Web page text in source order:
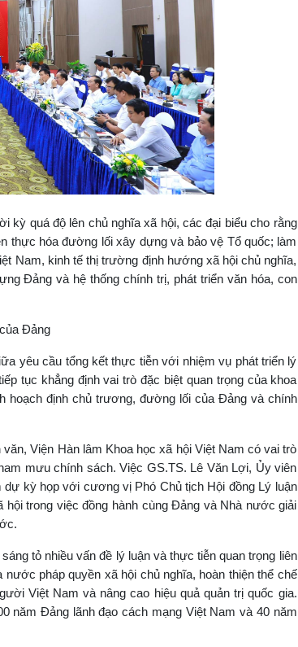
quá độ lên chủ nghĩa xã hội, các đại biểu cho rằng
thực hóa đường lối xây dựng và bảo vệ Tổ quốc; làm
Nam, kinh tế thị trường định hướng xã hội chủ nghĩa,
Đảng và hệ thống chính trị, phát triển văn hóa, con
Đảng
yêu cầu tổng kết thực tiễn với nhiệm vụ phát triển lý
tục khẳng định vai trò đặc biệt quan trọng của khoa
hoạch định chủ trương, đường lối của Đảng và chính
Viện Hàn lâm Khoa học xã hội Việt Nam có vai trò
mưu chính sách. Việc GS.TS. Lê Văn Lợi, Ủy viên
kỳ họp với cương vị Phó Chủ tịch Hội đồng Lý luận
trong việc đồng hành cùng Đảng và Nhà nước giải
tỏ nhiều vấn đề lý luận và thực tiễn quan trọng liên
pháp quyền xã hội chủ nghĩa, hoàn thiện thể chế
Việt Nam và nâng cao hiệu quả quản trị quốc gia.
năm Đảng lãnh đạo cách mạng Việt Nam và 40 năm